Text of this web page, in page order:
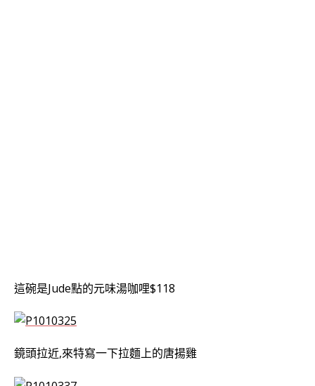
這碗是Jude點的元味湯咖哩$118
鏡頭拉近,來特寫一下拉麵上的唐揚雞